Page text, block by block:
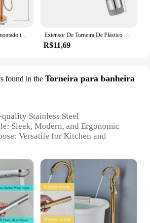
Rozin rosa de ouro piso montado torneira da banheira autônomo guindaste do banheiro com handshower montagem chão água quente e fria misturadora Extensor De Torneira De Plástico Universal, Filtro De Respingo, Torneira De Cozinha, Torneiras De Lavatório, Bocal Bubbler, Aerador De Braço Robótico, Novo
R$11,69
found in the Torneira para banheira
Stainless Steel
Sleek, Modern, and Ergonomic
Versatile for Kitchen and
Comes with a Complete Set
Ideal for Homeowners and